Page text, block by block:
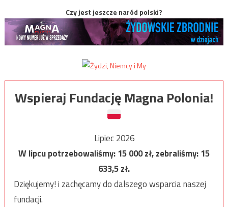
Czy jest jeszcze naród polski?
Wspieraj Fundację Magna Polonia!
Lipiec 2026
W lipcu potrzebowaliśmy:15 000zł, zebraliśmy:15
633,5zł.
Dziękujemy! i zachęcamy do dalszego wsparcia naszej
fundacji.